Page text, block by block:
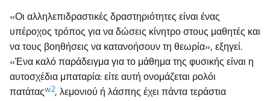
«Οι αλληλεπιδραστικές δραστηριότητες είναι ένας
υπέροχος τρόπος για να δώσεις κίνητρο στους μαθητές και
να τους βοηθήσεις να κατανοήσουν τη θεωρία», εξηγεί.
«Ένα καλό παράδειγμα για το μάθημα της φυσικής είναι η
αυτοσχέδια μπαταρία: είτε αυτή ονομάζεται ρολόι
πατάταςw2, λεμονιού ή λάσπης έχει πάντα τεράστια